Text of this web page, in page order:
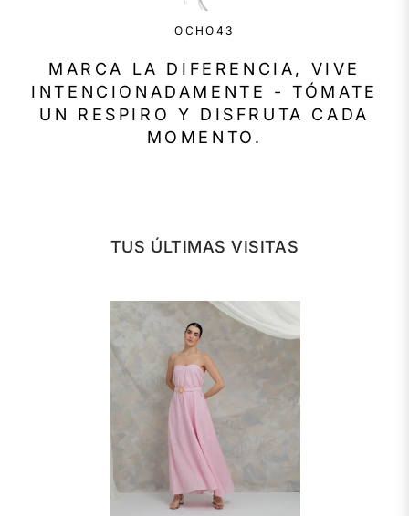
OCHO43
MARCA LA DIFERENCIA, VIVE
INTENCIONADAMENTE - TÓMATE
UN RESPIRO Y DISFRUTA CADA
MOMENTO.
TUS ÚLTIMAS VISITAS